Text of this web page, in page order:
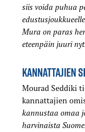
siis voida puhua
Mura on paras
eteenpäin juuri
KANNATTAJIEN
Mourad Seddiki
kannattajien
kannustaa omaa
harvinaista